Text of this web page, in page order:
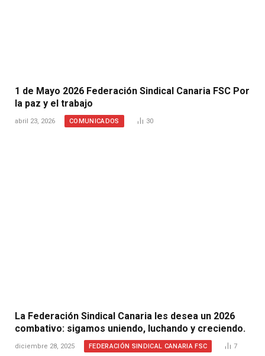
1 de Mayo 2026 Federación Sindical Canaria FSC Por
la paz y el trabajo
abril 23, 2026 COMUNICADOS 30
La Federación Sindical Canaria les desea un 2026
combativo: sigamos uniendo, luchando y creciendo.
diciembre 28, 2025 FEDERACIÓN SINDICAL CANARIA FSC 7